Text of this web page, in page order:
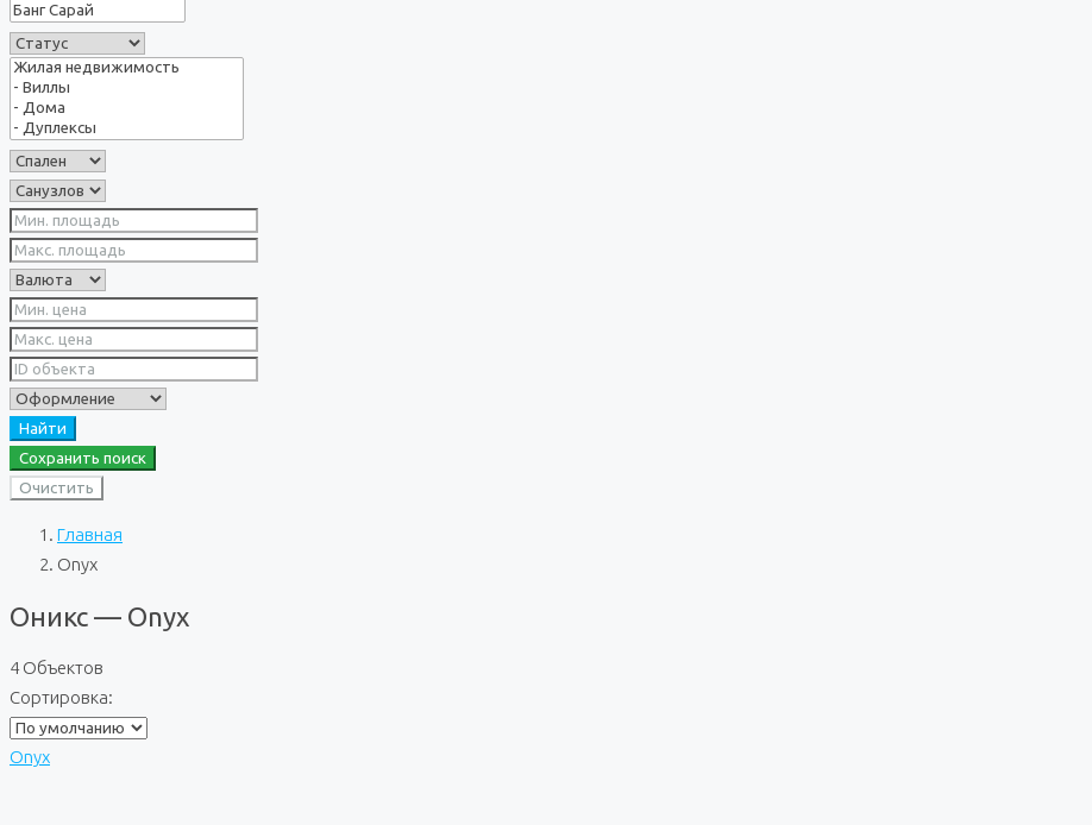
Найти
Сохранить поиск
Очистить
Главная
Onyx
Оникс — Onyx
4 Объектов
Сортировка:
Onyx